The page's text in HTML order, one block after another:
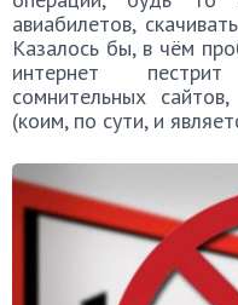
авиабилетов,
Казалось бы, в чём
интернет
сомнительных
(коим, по сути, и